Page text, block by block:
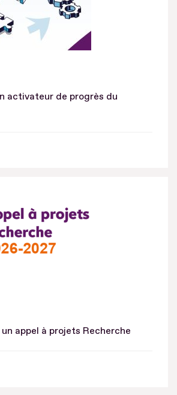
activateur de progrès du
appel à projets Recherche